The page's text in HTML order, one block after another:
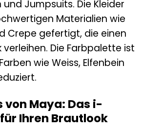
Jumpsuits. Die Kleider
Materialien wie
Crepe gefertigt, die einen
verleihen. Die Farbpalette ist
wie Weiss, Elfenbein
von Maya: Das i-
Ihren Brautlook